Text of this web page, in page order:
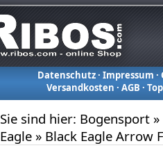
Datenschutz· Impressum ·
Versandkosten ·AGB ·
Sie sind hier: Bogensport »
Eagle » Black Eagle Arrow